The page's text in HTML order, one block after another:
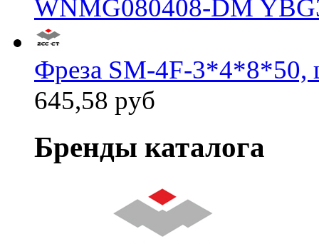
WNMG080408-DM
Фреза SM-4F-3*4*8*50,
645,58 руб
Бренды каталога